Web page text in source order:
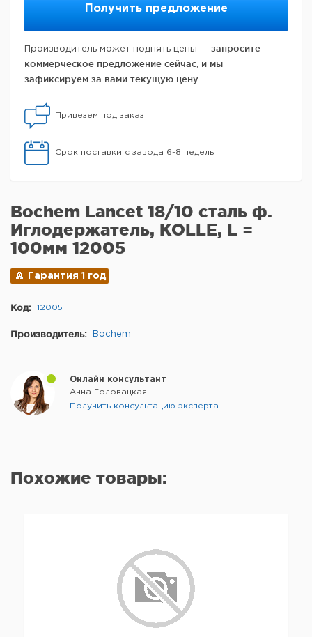
Получить предложение
Производитель может поднять цены — запросите
коммерческое предложение сейчас, и мы
зафиксируем за вами текущую цену.
Привезем под заказ
Срок поставки с завода 6-8 недель
Bochem Lancet 18/10 сталь ф.
Иглодержатель, KOLLE, L =
100мм 12005
Гарантия 1 год
Код: 12005
Производитель: Bochem
Онлайн консультант
Анна Головацкая
Получить консультацию эксперта
Похожие товары: